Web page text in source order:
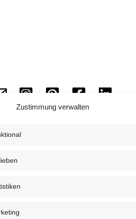
Zustimmung verwalten